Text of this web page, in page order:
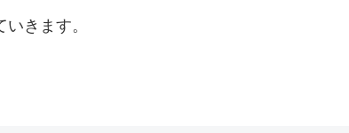
きます。